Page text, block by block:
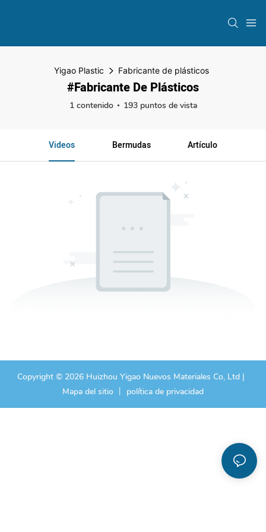
Yigao Plastic Fabricante de plásticos
#Fabricante De Plásticos
1 contenido 193 puntos de vista
Videos Bermudas Artículo
Copyright © 2026 Huizhou Yigao Nuevos Materiales Co, Ltd |
Mapa del sitio 丨 política de privacidad